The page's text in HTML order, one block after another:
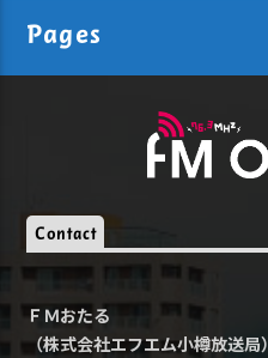
Pages
Contact
ＦＭおたる
（株式会社エフエム小樽放送局）